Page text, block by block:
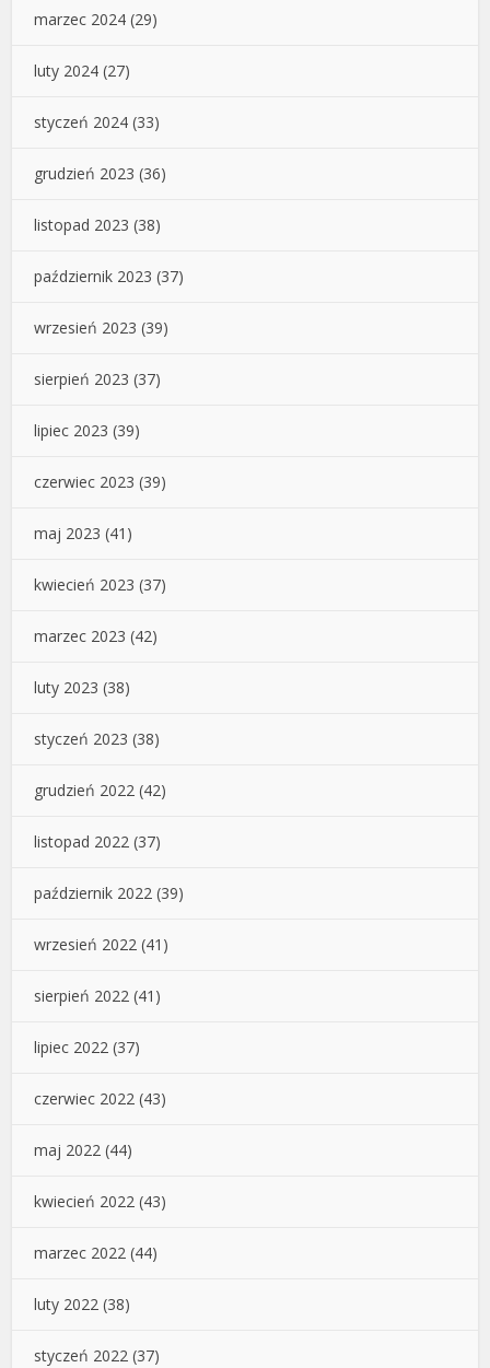
marzec 2024 (29)
luty 2024 (27)
styczeń 2024 (33)
grudzień 2023 (36)
listopad 2023 (38)
październik 2023 (37)
wrzesień 2023 (39)
sierpień 2023 (37)
lipiec 2023 (39)
czerwiec 2023 (39)
maj 2023 (41)
kwiecień 2023 (37)
marzec 2023 (42)
luty 2023 (38)
styczeń 2023 (38)
grudzień 2022 (42)
listopad 2022 (37)
październik 2022 (39)
wrzesień 2022 (41)
sierpień 2022 (41)
lipiec 2022 (37)
czerwiec 2022 (43)
maj 2022 (44)
kwiecień 2022 (43)
marzec 2022 (44)
luty 2022 (38)
styczeń 2022 (37)